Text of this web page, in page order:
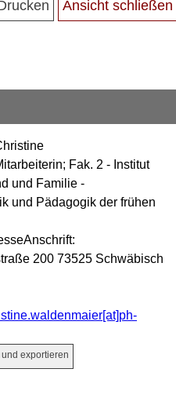
Fak. 2 - Institut
und Familie -
und Pädagogik der frühen
Anschrift:
200 73525 Schwäbisch